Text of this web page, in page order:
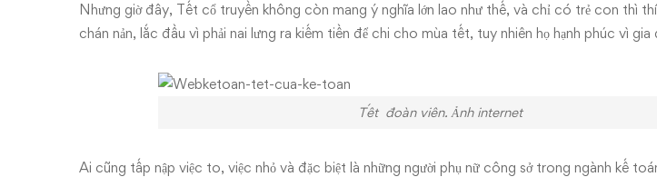
Nhưng giờ đây, Tết cổ truyền không còn mang ý nghĩa lớn lao như thế, và chỉ có trẻ con thì
chán nản, lắc đầu vì phải nai lưng ra kiếm tiền để chi cho mùa tết, tuy nhiên họ hạnh phúc vì
Tết đoàn viên. Ảnh internet
Ai cũng tấp nập việc to, việc nhỏ và đặc biệt là những người phụ nữ công sở trong ngành kế